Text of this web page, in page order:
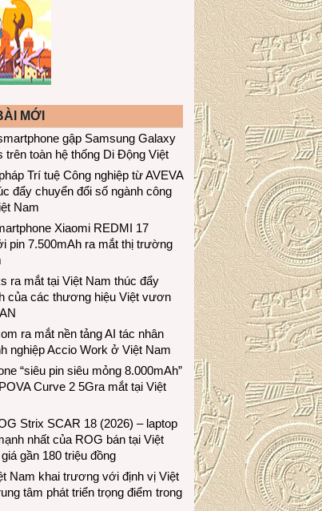
MỚI
gập Samsung Galaxy
trên toàn hệ thống Di Động Việt
Trí tuệ Công nghiệp từ AVEVA
đẩy chuyển đổi số ngành công
Nam
Xiaomi REDMI 17
pin 7.500mAh ra mắt thị trường
ra mắt tại Việt Nam thúc đẩy
của các thương hiệu Việt vươn
ra mắt nền tảng AI tác nhân
nghiệp Accio Work ở Việt Nam
“siêu pin siêu mỏng 8.000mAh”
Curve 2 5Gra mắt tại Việt
Strix SCAR 18 (2026) – laptop
nhất của ROG bán tại Việt
gần 180 triệu đồng
Nam khai trương với định vị Việt
tâm phát triển trọng điểm trong